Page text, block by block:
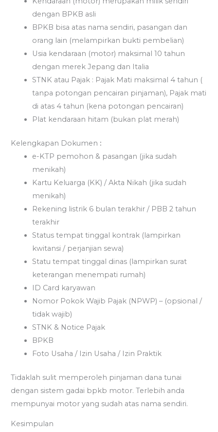
dengan BPKB asli
BPKB bisa atas nama sendiri, pasangan dan
orang lain (melampirkan bukti pembelian)
Usia kendaraan (motor) maksimal 10 tahun
dengan merek Jepang dan Italia
STNK atau Pajak : Pajak Mati maksimal 4 tahun (
tanpa potongan pencairan pinjaman), Pajak mati
di atas 4 tahun (kena potongan pencairan)
Plat kendaraan hitam (bukan plat merah)
Kelengkapan Dokumen :
e-KTP pemohon & pasangan (jika sudah
menikah)
Kartu Keluarga (KK) / Akta Nikah (jika sudah
menikah)
Rekening listrik 6 bulan terakhir / PBB 2 tahun
terakhir
Status tempat tinggal kontrak (lampirkan
kwitansi / perjanjian sewa)
Statu tempat tinggal dinas (lampirkan surat
keterangan menempati rumah)
ID Card karyawan
Nomor Pokok Wajib Pajak (NPWP) – (opsional /
tidak wajib)
STNK & Notice Pajak
BPKB
Foto Usaha / Izin Usaha / Izin Praktik
Tidaklah sulit memperoleh pinjaman dana tunai
dengan sistem gadai bpkb motor. Terlebih anda
mempunyai motor yang sudah atas nama sendiri.
Kesimpulan